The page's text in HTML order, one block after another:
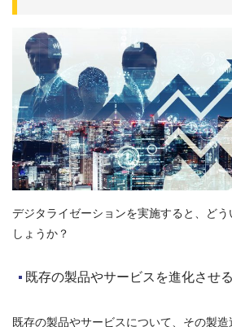
デジタライゼーションを実施すると、ど
しょうか？
既存の製品やサービスを進化させる
既存の製品やサービスについて、その製